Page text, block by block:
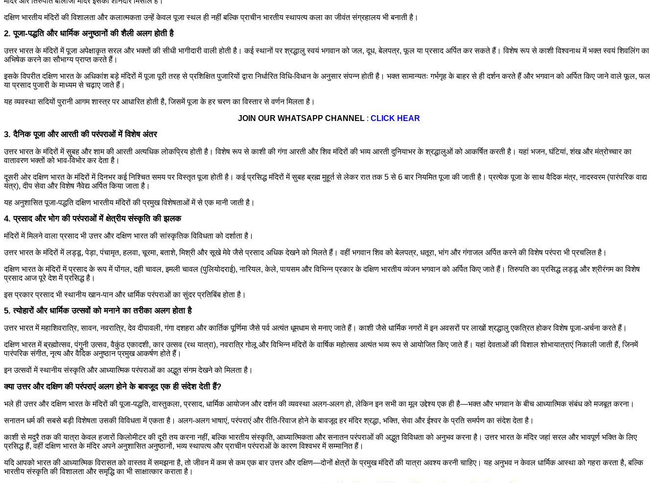
दक्षिण भारतीय मंदिरों की विशालता और कलात्मकता उन्हें केवल पूजा स्थल ही नहीं बल्कि प्राचीन भारतीय स्थापत्य कला का जीवंत संग्रहालय भी बनाती है।
2. पूजा-पद्धति और धार्मिक अनुष्ठानों की शैली अलग होती है
उत्तर भारत के मंदिरों में पूजा अपेक्षाकृत सरल और भक्तों की सीधी भागीदारी वाली होती है। कई स्थानों पर श्रद्धालु स्वयं भगवान को जल, दूध, बेलपत्र, फूल या प्रसाद अर्पित कर सकते हैं। विशेष रूप से काशी विश्वनाथ में भक्त स्वयं शिवलिंग का
अभिषेक करने का सौभाग्य प्राप्त करते हैं।
इसके विपरीत दक्षिण भारत के अधिकांश बड़े मंदिरों में पूजा पूरी तरह से प्रशिक्षित पुजारियों द्वारा निर्धारित विधि-विधान के अनुसार संपन्न होती है। भक्त सामान्यतः गर्भगृह के बाहर से ही दर्शन करते हैं और भगवान को अर्पित किए जाने वाले फूल, फल
या प्रसाद पुजारी के माध्यम से चढ़ाए जाते हैं।
यह व्यवस्था सदियों पुरानी आगम शास्त्र पर आधारित होती है, जिसमें पूजा के हर चरण का विस्तार से वर्णन मिलता है।
JOIN OUR WHATSAPP CHANNEL : CLICK HEAR
3. दैनिक पूजा और आरती की परंपराओं में विशेष अंतर
उत्तर भारत के मंदिरों में सुबह और शाम की आरती अत्यधिक लोकप्रिय होती है। विशेष रूप से काशी की गंगा आरती और शिव मंदिरों की भव्य आरती दुनियाभर के श्रद्धालुओं को आकर्षित करती है। यहां भजन, घंटियां, शंख और मंत्रोच्चार का
वातावरण भक्तों को भाव-विभोर कर देता है।
दूसरी ओर दक्षिण भारत के मंदिरों में दिनभर कई निश्चित समय पर विस्तृत पूजा होती है। कई प्रसिद्ध मंदिरों में सुबह ब्रह्म मुहूर्त से लेकर रात तक 5 से 6 बार नियमित पूजा की जाती है। प्रत्येक पूजा के साथ वैदिक मंत्र, नादस्वरम (पारंपरिक वाद्य
यंत्र), दीप सेवा और विशेष नैवेद्य अर्पित किया जाता है।
यह अनुशासित पूजा-पद्धति दक्षिण भारतीय मंदिरों की प्रमुख विशेषताओं में से एक मानी जाती है।
4. प्रसाद और भोग की परंपराओं में क्षेत्रीय संस्कृति की झलक
मंदिरों में मिलने वाला प्रसाद भी उत्तर और दक्षिण भारत की सांस्कृतिक विविधता को दर्शाता है।
उत्तर भारत के मंदिरों में लड्डू, पेड़ा, पंचामृत, हलवा, चूरमा, बताशे, मिश्री और सूखे मेवे जैसे प्रसाद अधिक देखने को मिलते हैं। वहीं भगवान शिव को बेलपत्र, धतूरा, भांग और गंगाजल अर्पित करने की विशेष परंपरा भी प्रचलित है।
दक्षिण भारत के मंदिरों में प्रसाद के रूप में पोंगल, दही चावल, इमली चावल (पुलियोदराई), नारियल, केले, पायसम और विभिन्न प्रकार के दक्षिण भारतीय व्यंजन भगवान को अर्पित किए जाते हैं। तिरुपति का प्रसिद्ध लड्डू और श्रीरंगम का विशेष
प्रसाद आज पूरे देश में प्रसिद्ध है।
इस प्रकार प्रसाद भी स्थानीय खान-पान और धार्मिक परंपराओं का सुंदर प्रतिबिंब होता है।
5. त्योहारों और धार्मिक उत्सवों को मनाने का तरीका अलग होता है
उत्तर भारत में महाशिवरात्रि, सावन, नवरात्रि, देव दीपावली, गंगा दशहरा और कार्तिक पूर्णिमा जैसे पर्व अत्यंत धूमधाम से मनाए जाते हैं। काशी जैसे धार्मिक नगरों में इन अवसरों पर लाखों श्रद्धालु एकत्रित होकर विशेष पूजा-अर्चना करते हैं।
दक्षिण भारत में ब्रह्मोत्सव, पंगुनी उत्सव, वैकुंठ एकादशी, कार उत्सव (रथ यात्रा), नवरात्रि गोलू और विभिन्न मंदिरों के वार्षिक महोत्सव अत्यंत भव्य रूप से आयोजित किए जाते हैं। यहां देवताओं की विशाल शोभायात्राएं निकाली जाती हैं, जिनमें
पारंपरिक संगीत, नृत्य और वैदिक अनुष्ठान प्रमुख आकर्षण होते हैं।
इन उत्सवों में स्थानीय संस्कृति और आध्यात्मिक परंपराओं का अद्भुत संगम देखने को मिलता है।
क्या उत्तर और दक्षिण की परंपराएं अलग होने के बावजूद एक ही संदेश देती हैं?
भले ही उत्तर और दक्षिण भारत के मंदिरों की पूजा-पद्धति, वास्तुकला, प्रसाद, धार्मिक आयोजन और दर्शन की व्यवस्था अलग-अलग हो, लेकिन इन सभी का मूल उद्देश्य एक ही है—भक्त और भगवान के बीच आध्यात्मिक संबंध को मजबूत करना।
सनातन धर्म की सबसे बड़ी विशेषता उसकी विविधता में एकता है। अलग-अलग भाषाएं, परंपराएं और रीति-रिवाज होने के बावजूद हर मंदिर श्रद्धा, भक्ति, सेवा और ईश्वर के प्रति समर्पण का संदेश देता है।
काशी से मदुरै तक की यात्रा केवल हजारों किलोमीटर की दूरी तय करना नहीं, बल्कि भारतीय संस्कृति, आध्यात्मिकता और सनातन परंपराओं की अद्भुत विविधता को अनुभव करना है। उत्तर भारत के मंदिर जहां सरल और भावपूर्ण भक्ति के लिए
प्रसिद्ध हैं, वहीं दक्षिण भारत के मंदिर अपने अनुशासित अनुष्ठानों, भव्य स्थापत्य और प्राचीन परंपराओं के कारण विश्वभर में सम्मानित हैं।
यदि आपको भारत की आध्यात्मिक विरासत को वास्तव में समझना है, तो जीवन में कम से कम एक बार उत्तर और दक्षिण—दोनों क्षेत्रों के प्रमुख मंदिरों की यात्रा अवश्य करनी चाहिए। यह अनुभव न केवल धार्मिक आस्था को गहरा करता है, बल्कि
भारतीय संस्कृति की विशालता और समृद्धि का भी साक्षात्कार कराता है।